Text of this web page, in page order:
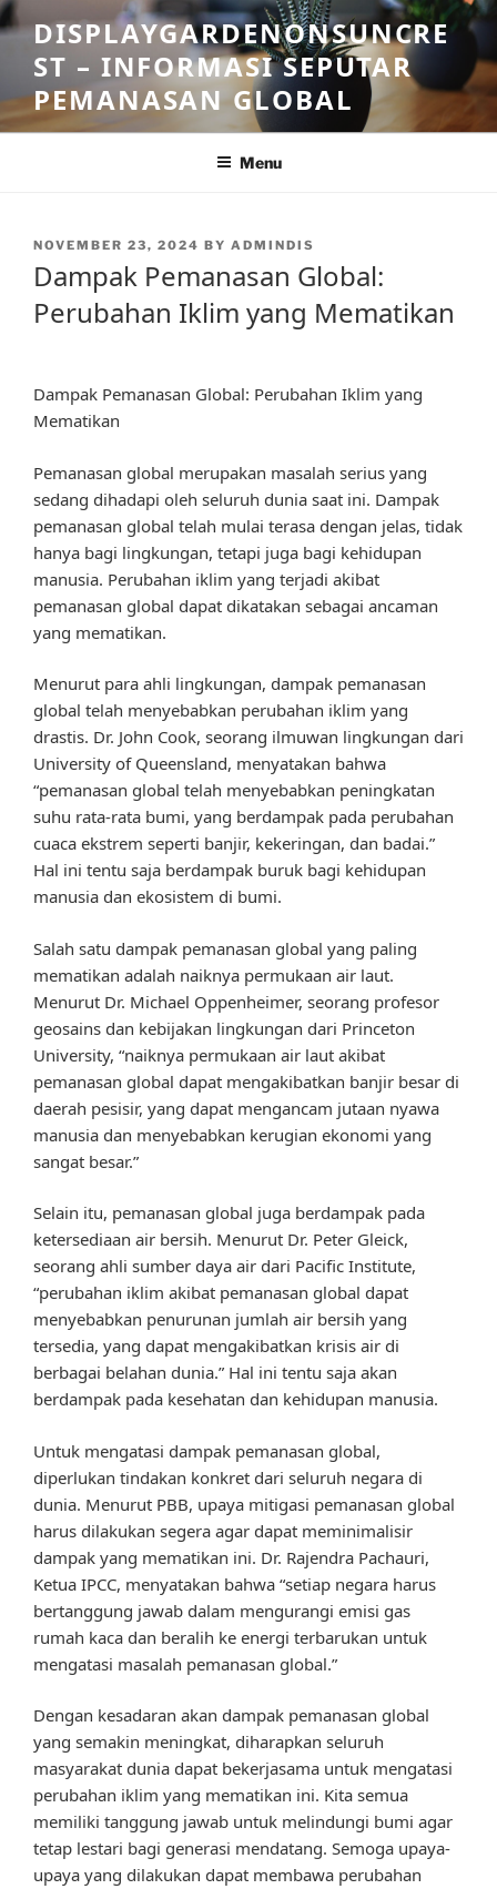
Skip
to
content
DISPLAYGARDENONSUNCRE
ST – INFORMASI SEPUTAR
PEMANASAN GLOBAL
Menu
POSTED
NOVEMBER 23, 2024 BY ADMINDIS
Dampak Pemanasan Global:
Perubahan Iklim yang Mematikan
Dampak Pemanasan Global: Perubahan Iklim yang
Mematikan
Pemanasan global merupakan masalah serius yang
sedang dihadapi oleh seluruh dunia saat ini. Dampak
pemanasan global telah mulai terasa dengan jelas, tidak
hanya bagi lingkungan, tetapi juga bagi kehidupan
manusia. Perubahan iklim yang terjadi akibat
pemanasan global dapat dikatakan sebagai ancaman
yang mematikan.
Menurut para ahli lingkungan, dampak pemanasan
global telah menyebabkan perubahan iklim yang
drastis. Dr. John Cook, seorang ilmuwan lingkungan dari
University of Queensland, menyatakan bahwa
“pemanasan global telah menyebabkan peningkatan
suhu rata-rata bumi, yang berdampak pada perubahan
cuaca ekstrem seperti banjir, kekeringan, dan badai.”
Hal ini tentu saja berdampak buruk bagi kehidupan
manusia dan ekosistem di bumi.
Salah satu dampak pemanasan global yang paling
mematikan adalah naiknya permukaan air laut.
Menurut Dr. Michael Oppenheimer, seorang profesor
geosains dan kebijakan lingkungan dari Princeton
University, “naiknya permukaan air laut akibat
pemanasan global dapat mengakibatkan banjir besar di
daerah pesisir, yang dapat mengancam jutaan nyawa
manusia dan menyebabkan kerugian ekonomi yang
sangat besar.”
Selain itu, pemanasan global juga berdampak pada
ketersediaan air bersih. Menurut Dr. Peter Gleick,
seorang ahli sumber daya air dari Pacific Institute,
“perubahan iklim akibat pemanasan global dapat
menyebabkan penurunan jumlah air bersih yang
tersedia, yang dapat mengakibatkan krisis air di
berbagai belahan dunia.” Hal ini tentu saja akan
berdampak pada kesehatan dan kehidupan manusia.
Untuk mengatasi dampak pemanasan global,
diperlukan tindakan konkret dari seluruh negara di
dunia. Menurut PBB, upaya mitigasi pemanasan global
harus dilakukan segera agar dapat meminimalisir
dampak yang mematikan ini. Dr. Rajendra Pachauri,
Ketua IPCC, menyatakan bahwa “setiap negara harus
bertanggung jawab dalam mengurangi emisi gas
rumah kaca dan beralih ke energi terbarukan untuk
mengatasi masalah pemanasan global.”
Dengan kesadaran akan dampak pemanasan global
yang semakin meningkat, diharapkan seluruh
masyarakat dunia dapat bekerjasama untuk mengatasi
perubahan iklim yang mematikan ini. Kita semua
memiliki tanggung jawab untuk melindungi bumi agar
tetap lestari bagi generasi mendatang. Semoga upaya-
upaya yang dilakukan dapat membawa perubahan